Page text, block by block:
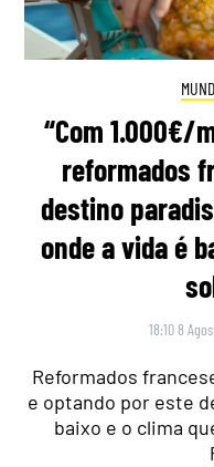
“Com 1.000€/
reformados
destino
onde a vida é
18:10 8
Reformados
e optando por este
baixo e o clima